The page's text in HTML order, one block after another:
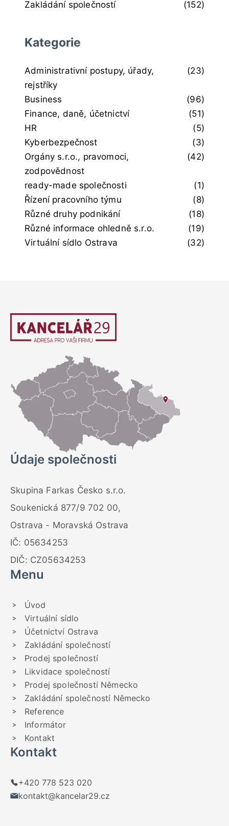
Zakládání společností
(152)
Kategorie
Administrativní postupy, úřady,
rejstříky
(23)
Business
(96)
Finance, daně, účetnictví
(51)
HR
(5)
Kyberbezpečnost
(3)
Orgány s.r.o., pravomoci,
zodpovědnost
(42)
ready-made společnosti
(1)
Řízení pracovního týmu
(8)
Různé druhy podnikání
(18)
Různé informace ohledně s.r.o.
(19)
Virtuální sídlo Ostrava
(32)
Údaje společnosti
Skupina Farkas Česko s.r.o.
Soukenická 877/9 702 00,
Ostrava - Moravská Ostrava
IČ: 05634253
DIČ: CZ05634253
Menu
Úvod
Virtuální sídlo
Účetnictví Ostrava
Zakládání společností
Prodej společností
Likvidace společností
Prodej společností Německo
Zakládání společností Německo
Reference
Informátor
Kontakt
Kontakt
+420 778 523 020
kontakt@kancelar29.cz